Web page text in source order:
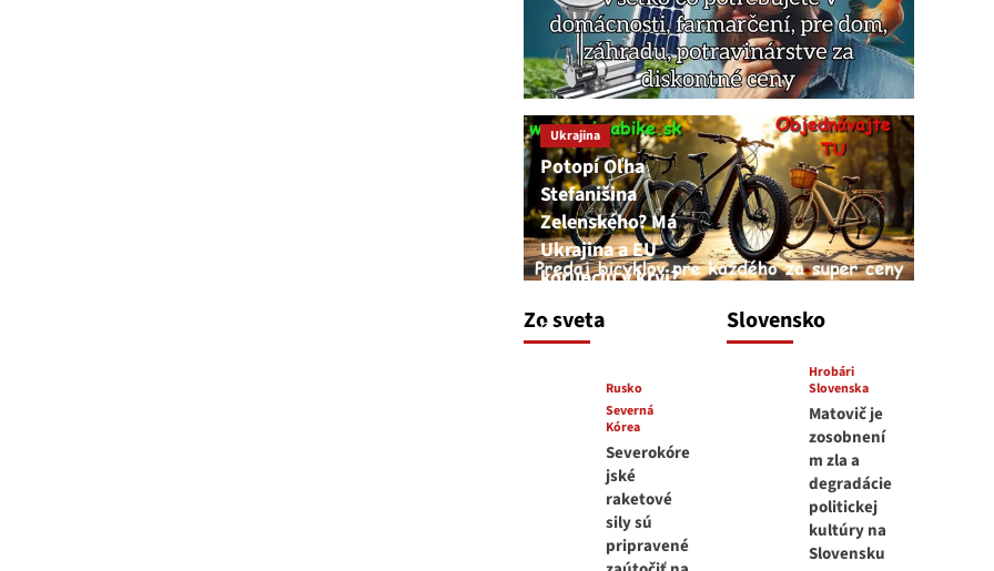
Zo sveta
Ukrajina
Potopí Oľha
Stefanišina
Zelenského? Má
Ukrajina a EU
korupciu v krvi?
7. augusta 2026
Rusko
Severná
Kórea
Severokóre
jské
raketové
sily sú
pripravené
Slovensko
Hrobári
Slovenska
Matovič je
zosobnení
m zla a
degradácie
politickej
kultúry na
Slovensku